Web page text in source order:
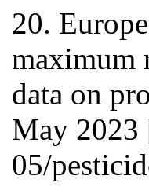
20.
maximum
data on
May 2023
05/